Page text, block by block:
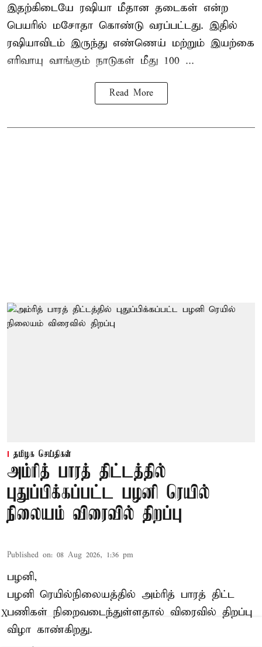
இதற்கிடையே ரஷியா மீதான தடைகள் என்ற
பெயரில் மசோதா கொண்டு வரப்பட்டது. இதில்
ரஷியாவிடம் இருந்து எண்ணெய் மற்றும் இயற்கை
எரிவாயு வாங்கும் நாடுகள் மீது 100 ...
Read More
தமிழக செய்திகள்
அம்ரித் பாரத் திட்டத்தில்
புதுப்பிக்கப்பட்ட பழனி ரெயில்
நிலையம் விரைவில் திறப்பு
Published on: 08 Aug 2026, 1:36 pm
பழனி,
பழனி ரெயில்நிலையத்தில் அம்ரித் பாரத் திட்ட
பணிகள் நிறைவடைந்துள்ளதால் விரைவில் திறப்பு
விழா காண்கிறது.
X